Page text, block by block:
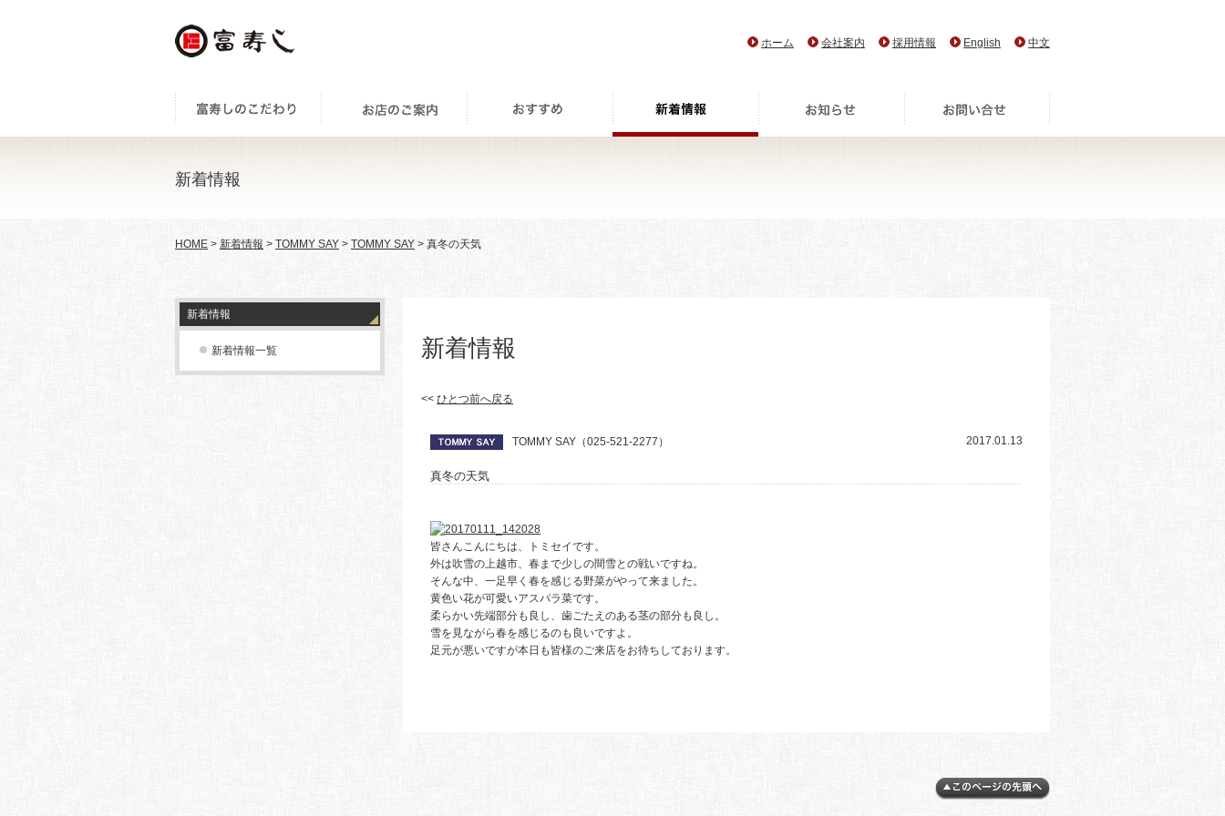
ホーム 会社案内 採用情報 English 中文
新着情報
HOME > 新着情報 > TOMMY SAY > TOMMY SAY > 真冬の天気
新着情報
新着情報一覧 新着情報
<< ひとつ前へ戻る
TOMMY SAY（025-521-2277） 2017.01.13
真冬の天気
皆さんこんにちは、トミセイです。
外は吹雪の上越市、春まで少しの間雪との戦いですね。
そんな中、一足早く春を感じる野菜がやって来ました。
黄色い花が可愛いアスパラ菜です。
柔らかい先端部分も良し、歯ごたえのある茎の部分も良し。
雪を見ながら春を感じるのも良いですよ。
足元が悪いですが本日も皆様のご来店をお待ちしております。